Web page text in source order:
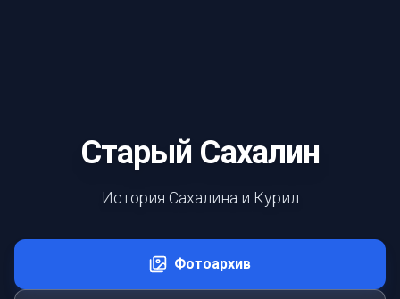
Старый Сахалин
История Сахалина и Курил
Фотоархив